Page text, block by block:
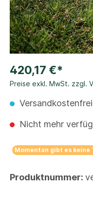
420,17 €*
Preise exkl. MwSt. zzgl.
Versandkostenfrei
Nicht mehr
Momentan gibt es keine
Produktnummer: